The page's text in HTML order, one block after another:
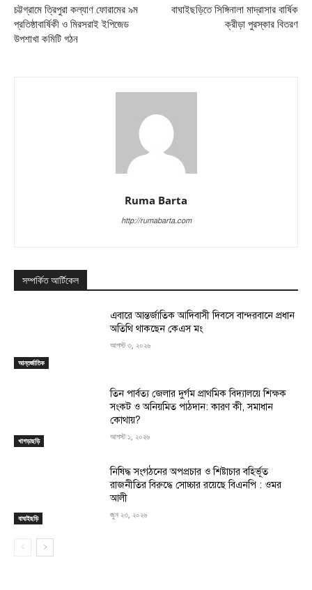
চট্টগ্রামে ত্রিপুরা কল্যাণ ফোরামের ৯ম
প্রতিষ্ঠাবার্ষিকী ও মিরসরাই ইপিজেড
উপশাখা কমিটি গঠন
বাঘাইছড়িতে সিঙ্গিনালা মাদ্রাসার বার্ষিক
ক্রীড়া পুরস্কার বিতরণ
Ruma Barta
http://rumabarta.com
সম্পর্কিত আর্টিকেল
আন্তর্জাতিক
এবারে আন্তর্জাতিক আদিবাসী দিবসে বান্দরবানে প্রধান
অতিথি থাকছেন কেএস মং
আগস্ট ৩, ২০২৬
খাগড়াছড়ি
তিন পার্বত্য জেলার দুর্গম প্রাথমিক বিদ্যালয়ে শিক্ষক
সংকট ও অনিয়মিত পাঠদান: কারণ কী, সমাধান
কোথায়?
আগস্ট ১, ২০২৬
বাঘাইছড়ি
নিষিদ্ধ সংগঠনের অপপ্রচার ও শিষ্টাচার বহির্ভূত
রাজনীতির বিরুদ্ধে সোচ্চার রয়েছে বিএনপি : ওমর
আলী
জুন ২৩, ২০২৬